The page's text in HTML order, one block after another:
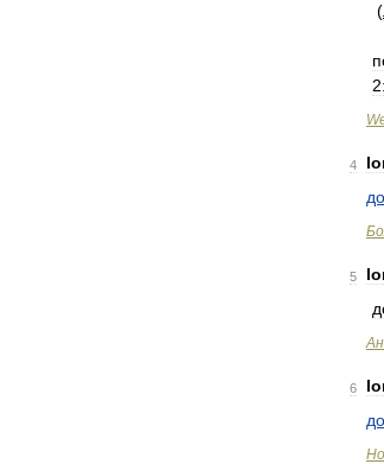
(
4
5
6